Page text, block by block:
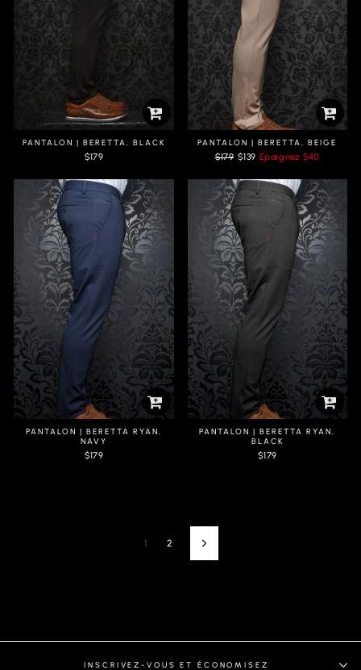
PANTALON | BERETTA, BLACK
$179
PANTALON | BERETTA, BEIGE
Prix
$179 Prix
$139 Épargnez $40
PANTALON | BERETTA RYAN,
NAVY
$179
PANTALON | BERETTA RYAN,
BLACK
$179
1 2 Next
INSCRIVEZ-VOUS ET ÉCONOMISEZ